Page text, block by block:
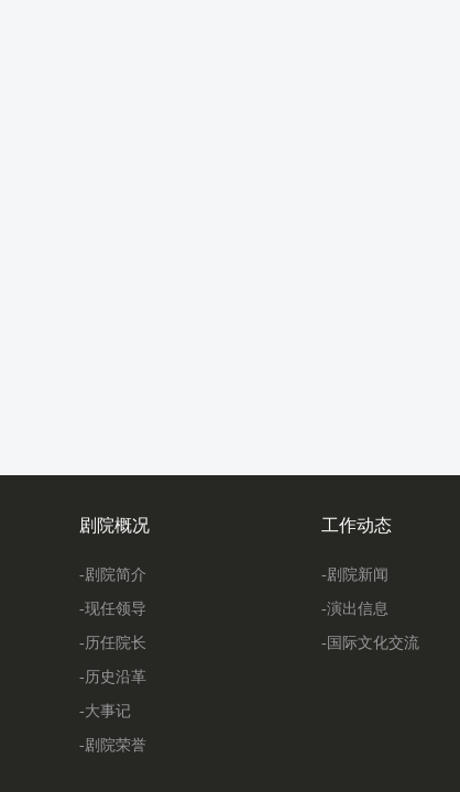
剧院概况
-剧院简介
-现任领导
-历任院长
-历史沿革
-大事记
-剧院荣誉
工作动态
-剧院新闻
-演出信息
-国际文化交流